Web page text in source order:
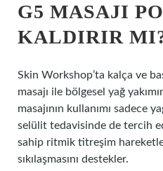
G5 MASAJI
KALDIRIR
Skin Workshop’ta kalça ve
masajı ile bölgesel yağ
masajının kullanımı sadece
selülit tedavisinde de tercih
sahip ritmik titreşim
sıkılaşmasını destekler.